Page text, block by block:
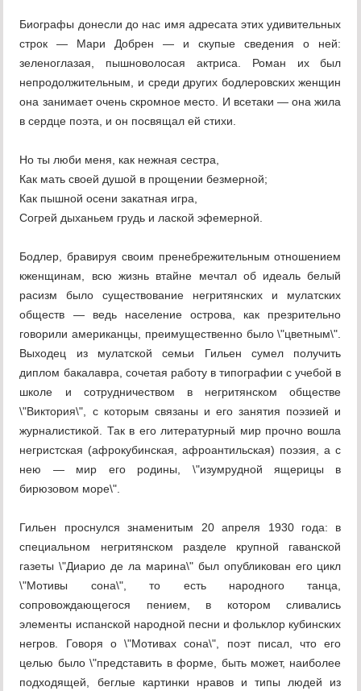
Биографы донесли до нас имя адресата этих удивительных
строк — Мари Добрен — и скупые сведения о ней:
зеленоглазая, пышноволосая актриса. Роман их был
непродолжительным, и среди других бодлеровских женщин
она занимает очень скромное место. И всетаки — она жила
в сердце поэта, и он посвящал ей стихи.
Но ты люби меня, как нежная сестра,
Как мать своей душой в прощении безмерной;
Как пышной осени закатная игра,
Согрей дыханьем грудь и лаской эфемерной.
Бодлер, бравируя своим пренебрежительным отношением
кженщинам, всю жизнь втайне мечтал об идеаль белый
расизм было существование негритянских и мулатских
обществ — ведь население острова, как презрительно
говорили американцы, преимущественно было \"цветным\".
Выходец из мулатской семьи Гильен сумел получить
диплом бакалавра, сочетая работу в типографии с учебой в
школе и сотрудничеством в негритянском обществе
\"Виктория\", с которым связаны и его занятия поэзией и
журналистикой. Так в его литературный мир прочно вошла
негристская (афрокубинская, афроантильская) поэзия, а с
нею — мир его родины, \"изумрудной ящерицы в
бирюзовом море\".
Гильен проснулся знаменитым 20 апреля 1930 года: в
специальном негритянском разделе крупной гаванской
газеты \"Диарио де ла марина\" был опубликован его цикл
\"Мотивы сона\", то есть народного танца,
сопровождающегося пением, в котором сливались
элементы испанской народной песни и фольклор кубинских
негров. Говоря о \"Мотивах сона\", поэт писал, что его
целью было \"представить в форме, быть может, наиболее
подходящей, беглые картинки нравов и типы людей из